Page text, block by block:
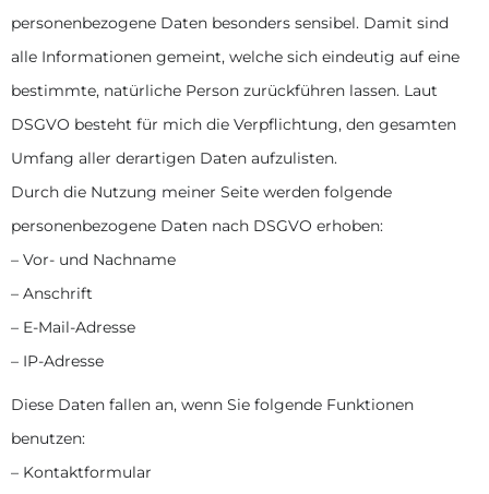
personenbezogene Daten besonders sensibel. Damit sind
alle Informationen gemeint, welche sich eindeutig auf eine
bestimmte, natürliche Person zurückführen lassen. Laut
DSGVO besteht für mich die Verpflichtung, den gesamten
Umfang aller derartigen Daten aufzulisten.
Durch die Nutzung meiner Seite werden folgende
personenbezogene Daten nach DSGVO erhoben:
– Vor- und Nachname
– Anschrift
– E-Mail-Adresse
– IP-Adresse
Diese Daten fallen an, wenn Sie folgende Funktionen
benutzen:
– Kontaktformular